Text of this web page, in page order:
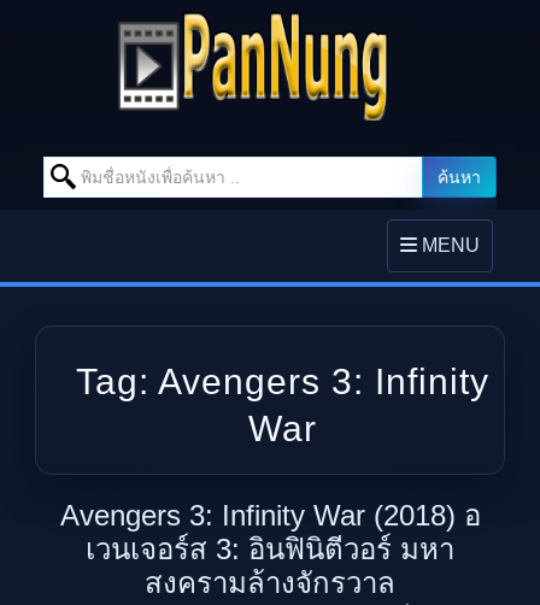
Search for: ค้นหา
TOGGLE
NAVIGATION
MENU
Tag: Avengers 3: Infinity
War
Avengers 3: Infinity War (2018) อ
เวนเจอร์ส 3: อินฟินิตีวอร์ มหา
สงครามล้างจักรวาล